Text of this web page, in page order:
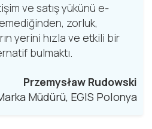
ve satış yükünü e-
zorluk,
yerini hızla ve etkili bir
bulmaktı.
Przemysław Rudowski
Müdürü, EGIS Polonya